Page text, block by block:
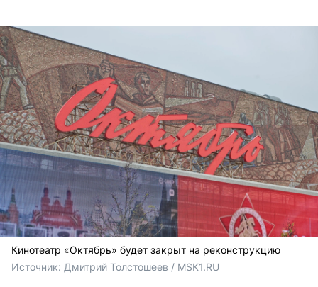
Кинотеатр «Октябрь» будет закрыт на реконструкцию
Источник: Дмитрий Толстошеев / MSK1.RU